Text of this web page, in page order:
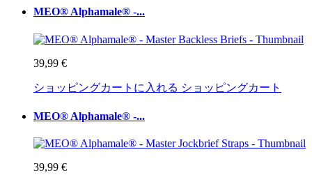
MEO® Alphamale® -...
39,99 €
ショッピングカートに入れる ショッピングカート
MEO® Alphamale® -...
39,99 €